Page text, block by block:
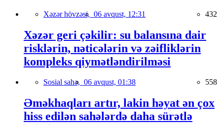
Xəzər hövzəsi, 06 avqust, 12:31 432
Xəzər geri çəkilir: su balansına dair
risklərin, nəticələrin və zəifliklərin
kompleks qiymətləndirilməsi
Sosial sahə, 06 avqust, 01:38 558
Əməkhaqları artır, lakin həyat ən çox
hiss edilən sahələrdə daha sürətlə